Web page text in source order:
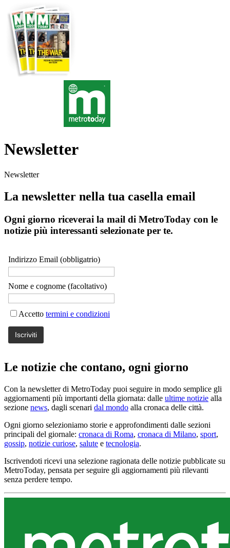
Newsletter
Newsletter
La newsletter nella tua casella email
Ogni giorno riceverai la mail di MetroToday con le
notizie più interessanti selezionate per te.
Indirizzo Email (obbligatrio)
Nome e cognome (facoltativo)
Accetto termini e condizioni
Le notizie che contano, ogni giorno
Con la newsletter di MetroToday puoi seguire in modo semplice gli
aggiornamenti più importanti della giornata: dalle ultime notizie alla
sezione news, dagli scenari dal mondo alla cronaca delle città.
Ogni giorno selezioniamo storie e approfondimenti dalle sezioni
principali del giornale: cronaca di Roma, cronaca di Milano, sport,
gossip, notizie curiose, salute e tecnologia.
Iscrivendoti ricevi una selezione ragionata delle notizie pubblicate su
MetroToday, pensata per seguire gli aggiornamenti più rilevanti
senza perdere tempo.